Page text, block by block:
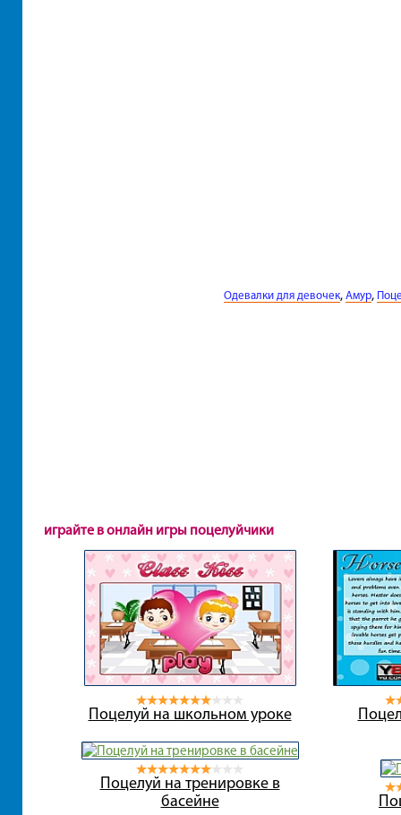
Одевалки для девочек, Амур,
играйте в онлайн игры поцелуйчики
Поцелуй на школьном уроке
Поцелуй на тренировке в
басейне